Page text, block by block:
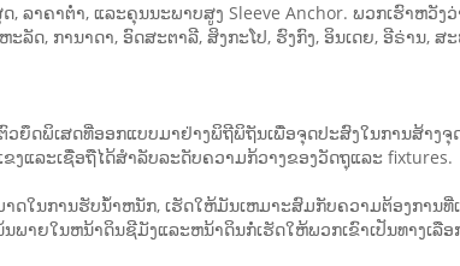
ລາຄາຕໍ່າ, ແລະຄຸນນະພາບສູງ Sleeve Anchor. ພວກເຮົາຫ
ລັດ, ການາດາ, ອົດສະຕາລີ, ສິງກະໂປ, ຮົງກົງ, ອິນເດຍ, ອີຣ່ານ,
ດພິເສດທີ່ອອກແບບມາຢ່າງພິຖີພິຖັນເພື່ອຈຸດປະສົງໃນການສ້າງ
ງແລະເຊື່ອຖືໄດ້ສໍາລັບລະດັບຄວາມກ້ວາງຂອງວັດຖຸແລະ fixtures.
ໃນການຮັບນ້ໍາຫນັກ, ເຮັດໃຫ້ມັນເຫມາະສົມກັບຄວາມຕ້ອງການ
າຍໃນຫນ້າດິນຊີມັງແລະຫນ້າດິນກໍ່ເຮັດໃຫ້ພວກເຂົາເປັນທາງເ